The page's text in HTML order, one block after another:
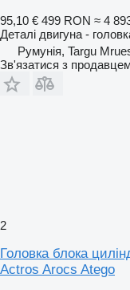
95,10 € 499 RON ≈ 4
Деталі двигуна -
Румунія, Targu
Зв'язатися з
2
Головка блока
Actros Arocs Atego